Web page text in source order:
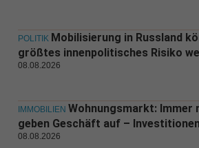
POLITIK Mobilisierung in Russland
größtes innenpolitisches Risiko
08.08.2026
IMMOBILIEN Wohnungsmarkt: Immer
geben Geschäft auf –
08.08.2026